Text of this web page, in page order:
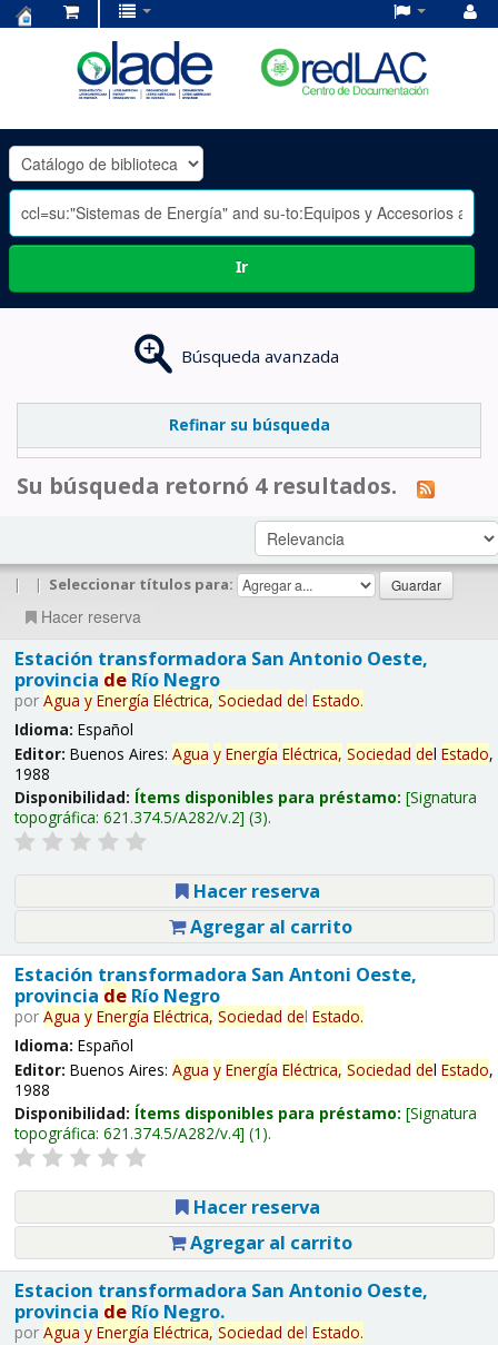
OLADE
-
Ir
Búsqueda avanzada
Refinar su búsqueda
Su búsqueda retornó 4 resultados.
| | Seleccionar títulos para:
Hacer reserva
Estación transformadora San Antonio Oeste,
provincia deRío Negro
por Agua y Energía Eléctrica, Sociedad del Estado.
Idioma: Español
Editor: Buenos Aires: Agua y Energía Eléctrica, Sociedad del Estado,
1988
Disponibilidad: Ítems disponibles para préstamo: Signatura
topográfica: 621.374.5/A282/v.2 (3).
Hacer reserva
Agregar al carrito
Estación transformadora San Antoni Oeste,
provincia deRío Negro
por Agua y Energía Eléctrica, Sociedad del Estado.
Idioma: Español
Editor: Buenos Aires: Agua y Energía Eléctrica, Sociedad del Estado,
1988
Disponibilidad: Ítems disponibles para préstamo: Signatura
topográfica: 621.374.5/A282/v.4 (1).
Hacer reserva
Agregar al carrito
Estacion transformadora San Antonio Oeste,
provincia deRío Negro.
por Agua y Energía Eléctrica, Sociedad del Estado.